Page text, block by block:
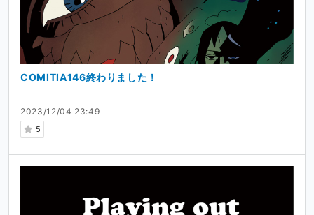
2023/12/04 23:49
5
COMITIA146終わりました！